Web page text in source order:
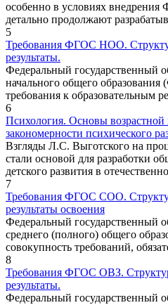
особенно в условиях
детально продолжают
5
Требования ФГОС НОО.
результаты.
Федеральный государственный
начального общего
требования к образовательным
6
Психология. Основы
закономерности психического
Взгляды Л.С. Выготского на
стали основой для разработки
детского развития в
7
Требования ФГОС СОО.
результаты освоения
Федеральный государственный
среднего (полного) общего
совокупность требований,
8
Требования ФГОС ОВЗ.
результаты.
Федеральный государственный